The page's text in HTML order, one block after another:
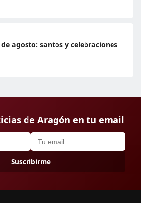
agosto: santos y celebraciones
de Aragón en tu email
Suscribirme